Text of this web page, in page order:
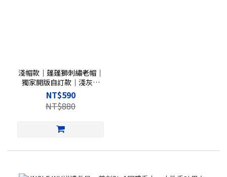
淺帽款｜蓬蓬獅刺繡老帽｜
獨家開版自訂款｜淺灰｜
UNCLE WU
NT$590
NT$880